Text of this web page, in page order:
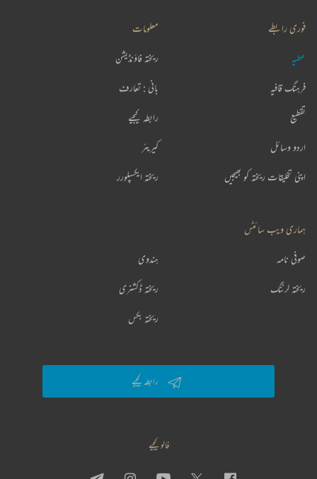
فوری رابطے
عطیہ
فرہنگ قافیہ
تقطیع
اردو وسائل
اپنی تخلیقات ریختہ کو بھیجیں
معلومات
ریختہ فاؤنڈیشن
بانی : تعارف
رابطہ کیجیے
کیریئر
ریختہ ایکسپلورر
ہماری ویب سائٹس
ہندوی صوفی نامہ
ریختہ ڈکشنری ریختہ لرننگ
ریختہ بکس
رابطہ کیجیے
فالو کیجیے